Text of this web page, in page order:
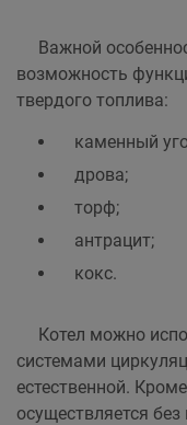
Важной
возможность
твердого топлива:
каменный
дрова;
торф;
антрацит;
кокс.
Котел можно
системами
естественной.
осуществляется